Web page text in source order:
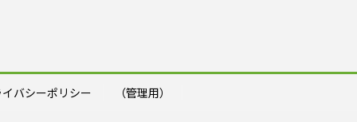
バシーポリシー （管理用）